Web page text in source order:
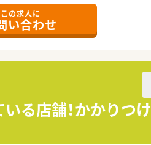
バランスよく、風通しの良さ
評価もあり、頑張った分だけ給
できる環境です。
～40代でこれから経験を積
この求人に
い合わせ
る店舗！かかりつ